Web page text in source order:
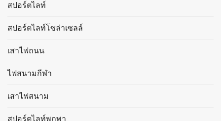
สปอร์ตไลท์
สปอร์ตไลท์โซล่าเซลล์
เสาไฟถนน
ไฟสนามกีฬา
เสาไฟสนาม
สปอร์ตไลท์พกพา